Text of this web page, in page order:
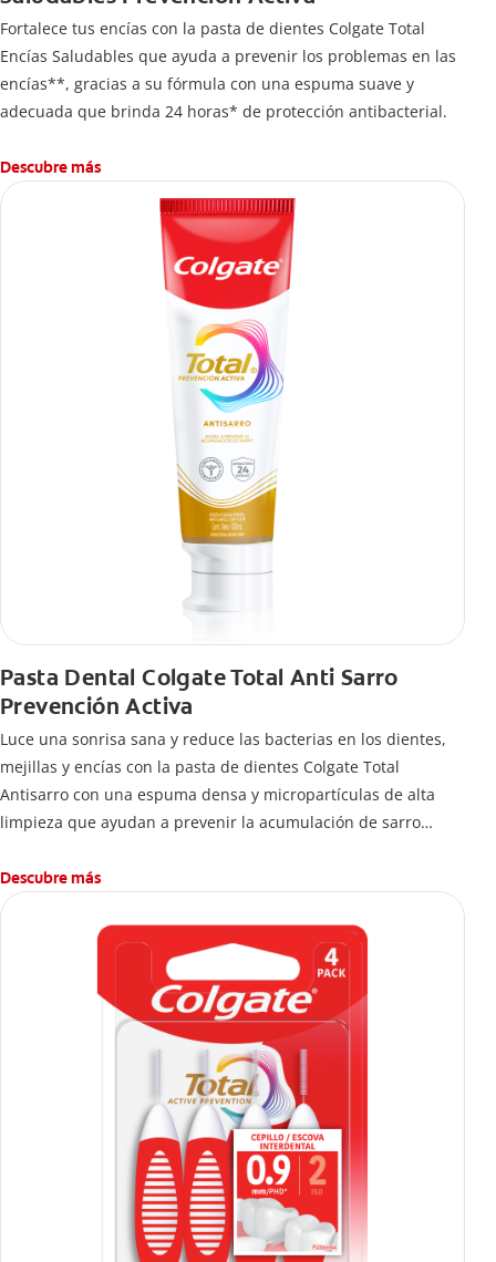
Fortalece tus encías con la pasta de dientes Colgate Total
Encías Saludables que ayuda a prevenir los problemas en las
encías**, gracias a su fórmula con una espuma suave y
adecuada que brinda 24 horas* de protección antibacterial.
Descubre más
Pasta Dental Colgate Total Anti Sarro
Prevención Activa
Luce una sonrisa sana y reduce las bacterias en los dientes,
mejillas y encías con la pasta de dientes Colgate Total
Antisarro con una espuma densa y micropartículas de alta
limpieza que ayudan a prevenir la acumulación de sarro
Descubre más